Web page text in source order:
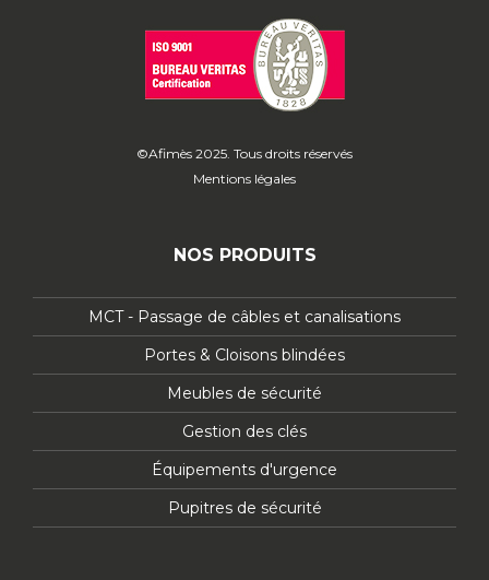
©Afimès 2025. Tous droits réservés
Mentions légales
NOS PRODUITS
MCT - Passage de câbles et canalisations
Portes & Cloisons blindées
Meubles de sécurité
Gestion des clés
Équipements d'urgence
Pupitres de sécurité